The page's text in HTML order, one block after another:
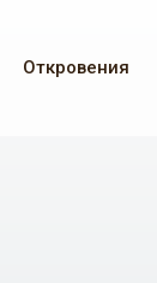
Откровения